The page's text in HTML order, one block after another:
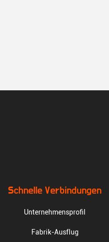
Schnelle Verbindungen
Unternehmensprofil
Fabrik-Ausflug